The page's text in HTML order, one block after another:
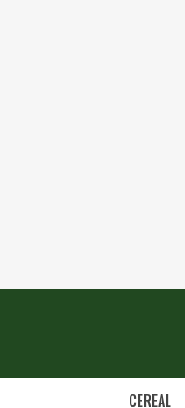
CEREAL